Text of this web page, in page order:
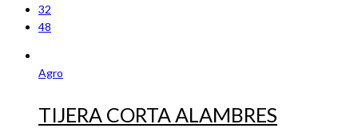
32
48
Agro
TIJERA CORTA ALAMBRES